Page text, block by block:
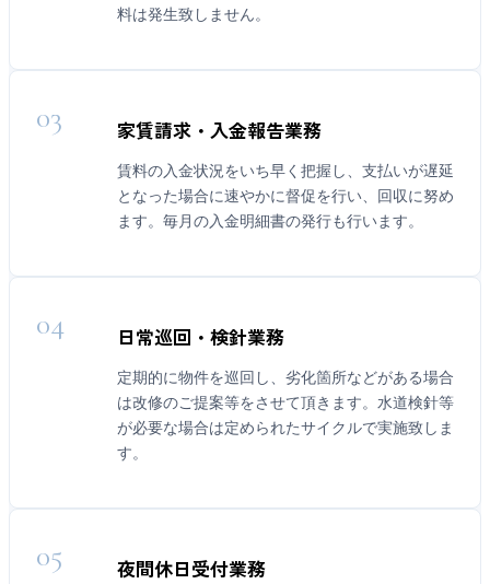
料は発生致しません。
03 家賃請求・入金報告業務
賃料の入金状況をいち早く把握し、支払いが遅延
となった場合に速やかに督促を行い、回収に努め
ます。毎月の入金明細書の発行も行います。
04 日常巡回・検針業務
定期的に物件を巡回し、劣化箇所などがある場合
は改修のご提案等をさせて頂きます。水道検針等
が必要な場合は定められたサイクルで実施致しま
す。
05 夜間休日受付業務